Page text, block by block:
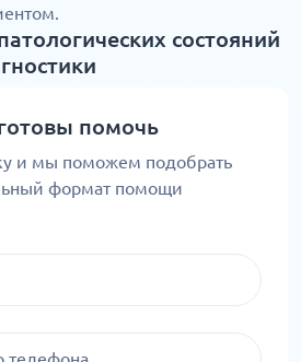
состояний
помочь
и мы поможем подобрать
формат помощи